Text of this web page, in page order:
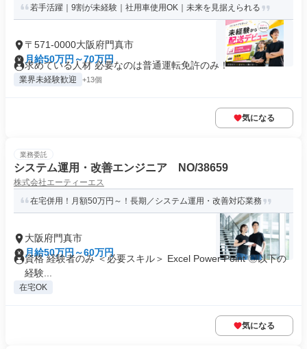
若手活躍｜9割が未経験｜社用車使用OK｜未来を見据えられる
〒571-0000大阪府門真市
月給50万円～70万円
求めている人材 必要なのは普通運転免許のみ！
業界未経験歓迎 +13個
気になる
業務委託
システム運用・改善エンジニア NO/38659
株式会社エーティーエス
在宅併用！月額50万円～！長期／システム運用・改善対応業務
大阪府門真市
月給50万円～60万円
資格 経験者のみ ＜必要スキル＞ Excel Power Point ◎以下の
経験...
在宅OK
気になる